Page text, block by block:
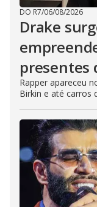
DO R7/06/08/2026
Drake
presentes
Rapper apareceu
Birkin e até carros